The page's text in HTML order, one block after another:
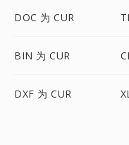
DOC 为 CUR
BIN 为 CUR
DXF 为 CUR